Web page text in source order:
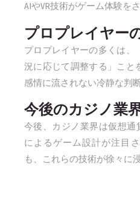
AIやVR技術がゲーム体験を
プロプレイヤー
プロプレイヤーの多くは、
況に応じて調整する」こと
感情に流されない冷静な判
今後のカジノ業
今後、カジノ業界は仮想通
によるゲーム設計が注目
も、これらの技術が徐々に